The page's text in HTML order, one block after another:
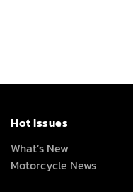
Hot Issues
What’s New
Motorcycle News